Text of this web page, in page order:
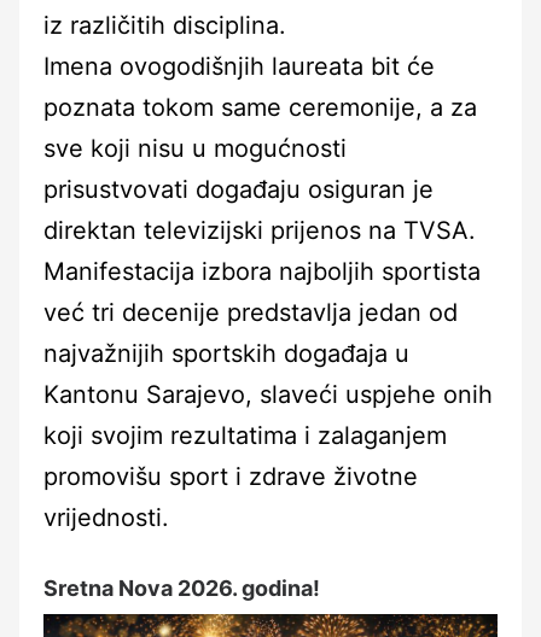
iz različitih disciplina.
Imena ovogodišnjih laureata bit će
poznata tokom same ceremonije, a za
sve koji nisu u mogućnosti
prisustvovati događaju osiguran je
direktan televizijski prijenos na TVSA.
Manifestacija izbora najboljih sportista
već tri decenije predstavlja jedan od
najvažnijih sportskih događaja u
Kantonu Sarajevo, slaveći uspjehe onih
koji svojim rezultatima i zalaganjem
promovišu sport i zdrave životne
vrijednosti.
Sretna Nova 2026. godina!